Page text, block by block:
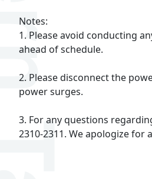
Notes:
1. Please avoid conducting
ahead of schedule.
2. Please disconnect the
power surges.
3. For any questions
2310-2311. We apologize for